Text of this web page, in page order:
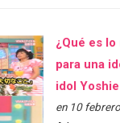
¿Qué es
para una
idol
en 10